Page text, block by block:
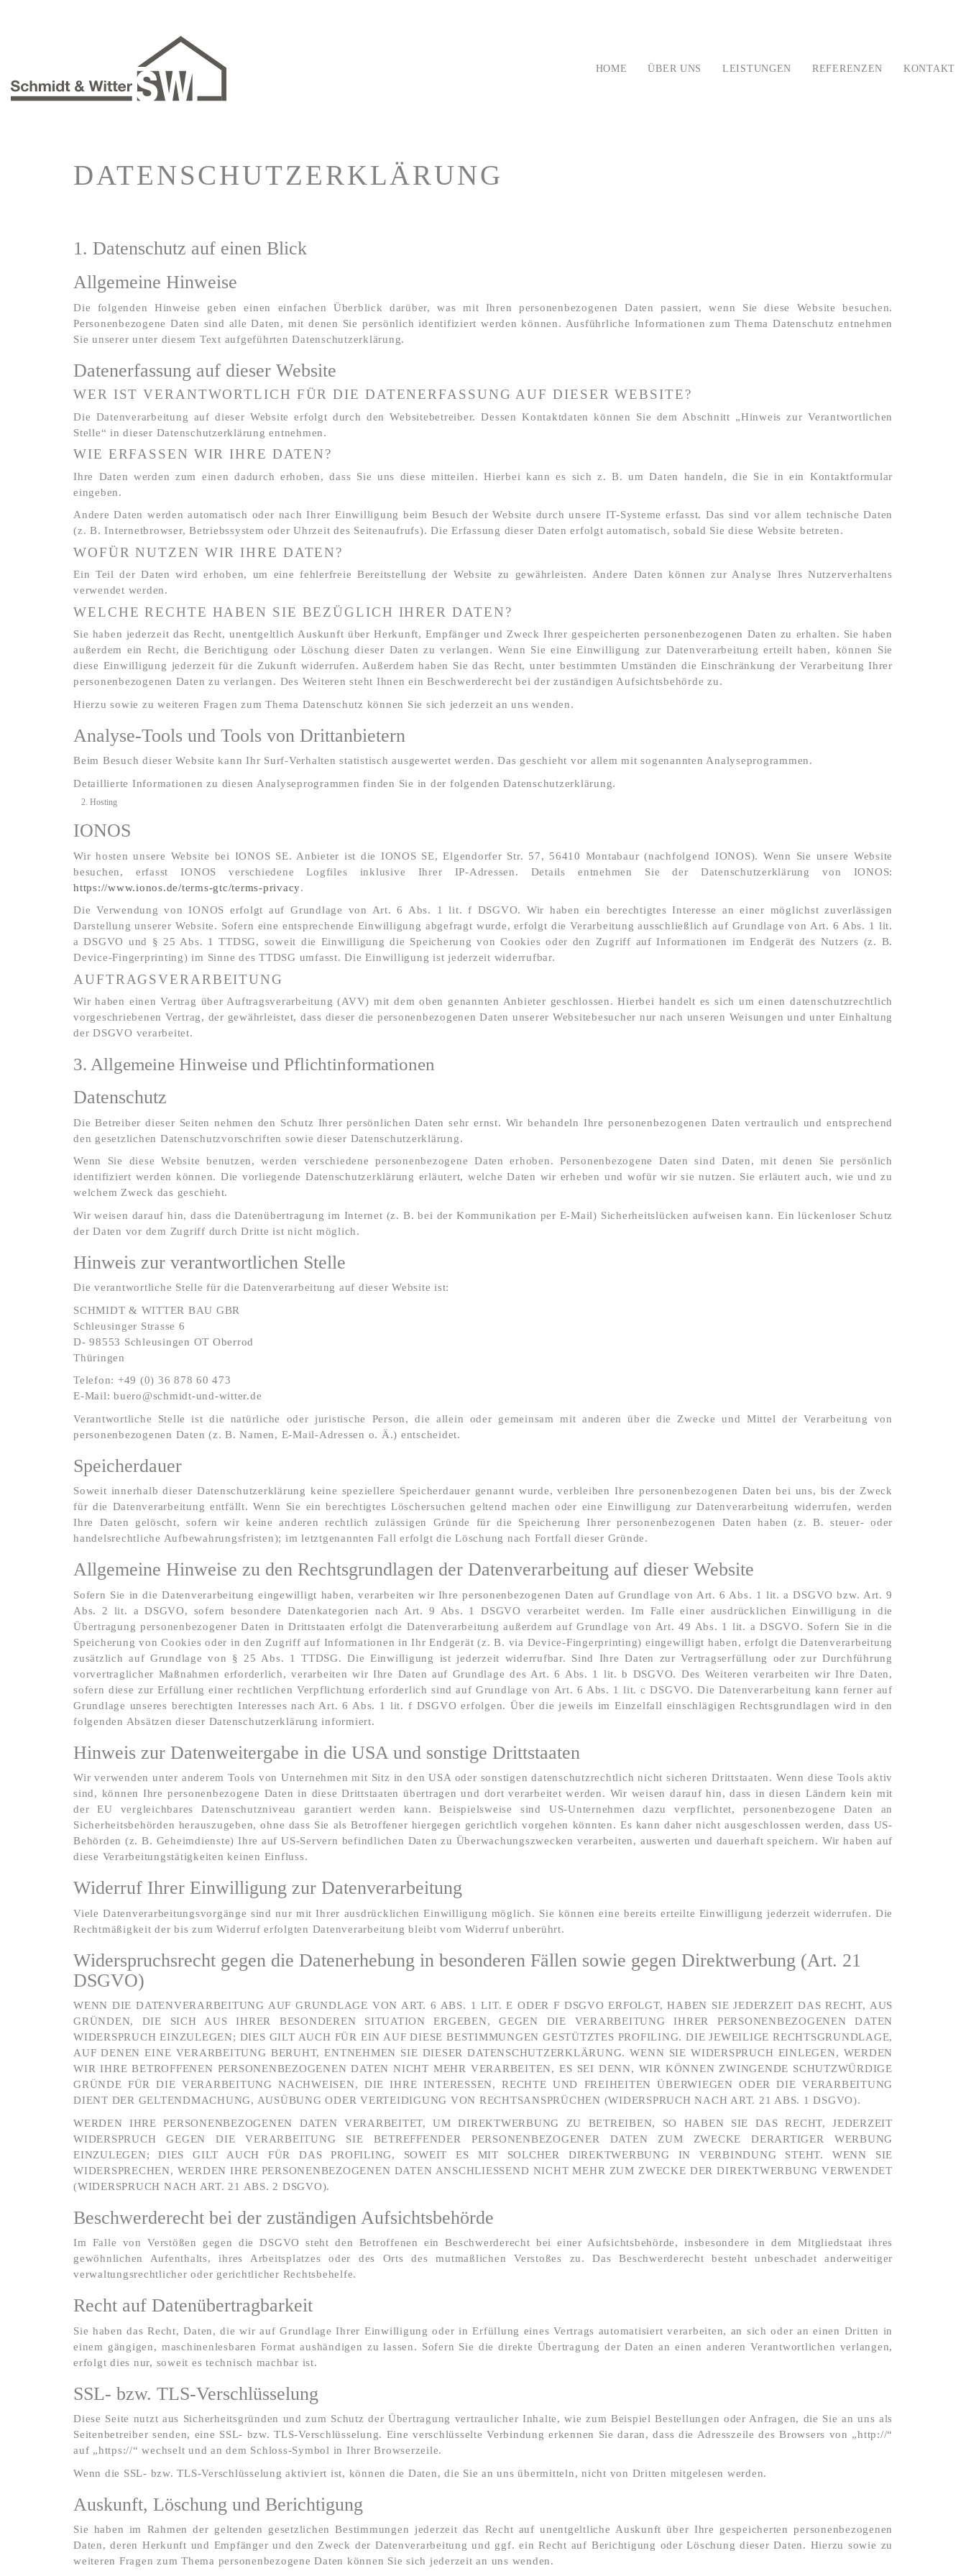
HOME ÜBER UNS LEISTUNGEN REFERENZEN KONTAKT
DATENSCHUTZERKLÄRUNG
1. Datenschutz auf einen Blick
Allgemeine Hinweise
Die folgenden Hinweise geben einen einfachen Überblick darüber, was mit Ihren personenbezogenen Daten passiert, wenn Sie diese Website besuchen.
Personenbezogene Daten sind alle Daten, mit denen Sie persönlich identifiziert werden können. Ausführliche Informationen zum Thema Datenschutz entnehmen
Sie unserer unter diesem Text aufgeführten Datenschutzerklärung.
Datenerfassung auf dieser Website
WER IST VERANTWORTLICH FÜR DIE DATENERFASSUNG AUF DIESER WEBSITE?
Die Datenverarbeitung auf dieser Website erfolgt durch den Websitebetreiber. Dessen Kontaktdaten können Sie dem Abschnitt „Hinweis zur Verantwortlichen
Stelle“ in dieser Datenschutzerklärung entnehmen.
WIE ERFASSEN WIR IHRE DATEN?
Ihre Daten werden zum einen dadurch erhoben, dass Sie uns diese mitteilen. Hierbei kann es sich z. B. um Daten handeln, die Sie in ein Kontaktformular
eingeben.
Andere Daten werden automatisch oder nach Ihrer Einwilligung beim Besuch der Website durch unsere IT-Systeme erfasst. Das sind vor allem technische Daten
(z. B. Internetbrowser, Betriebssystem oder Uhrzeit des Seitenaufrufs). Die Erfassung dieser Daten erfolgt automatisch, sobald Sie diese Website betreten.
WOFÜR NUTZEN WIR IHRE DATEN?
Ein Teil der Daten wird erhoben, um eine fehlerfreie Bereitstellung der Website zu gewährleisten. Andere Daten können zur Analyse Ihres Nutzerverhaltens
verwendet werden.
WELCHE RECHTE HABEN SIE BEZÜGLICH IHRER DATEN?
Sie haben jederzeit das Recht, unentgeltlich Auskunft über Herkunft, Empfänger und Zweck Ihrer gespeicherten personenbezogenen Daten zu erhalten. Sie haben
außerdem ein Recht, die Berichtigung oder Löschung dieser Daten zu verlangen. Wenn Sie eine Einwilligung zur Datenverarbeitung erteilt haben, können Sie
diese Einwilligung jederzeit für die Zukunft widerrufen. Außerdem haben Sie das Recht, unter bestimmten Umständen die Einschränkung der Verarbeitung Ihrer
personenbezogenen Daten zu verlangen. Des Weiteren steht Ihnen ein Beschwerderecht bei der zuständigen Aufsichtsbehörde zu.
Hierzu sowie zu weiteren Fragen zum Thema Datenschutz können Sie sich jederzeit an uns wenden.
Analyse-Tools und Tools von Dritt­anbietern
Beim Besuch dieser Website kann Ihr Surf-Verhalten statistisch ausgewertet werden. Das geschieht vor allem mit sogenannten Analyseprogrammen.
Detaillierte Informationen zu diesen Analyseprogrammen finden Sie in der folgenden Datenschutzerklärung.
2. Hosting
IONOS
Wir hosten unsere Website bei IONOS SE. Anbieter ist die IONOS SE, Elgendorfer Str. 57, 56410 Montabaur (nachfolgend IONOS). Wenn Sie unsere Website
besuchen, erfasst IONOS verschiedene Logfiles inklusive Ihrer IP-Adressen. Details entnehmen Sie der Datenschutzerklärung von IONOS:
https://www.ionos.de/terms-gtc/terms-privacy.
Die Verwendung von IONOS erfolgt auf Grundlage von Art. 6 Abs. 1 lit. f DSGVO. Wir haben ein berechtigtes Interesse an einer möglichst zuverlässigen
Darstellung unserer Website. Sofern eine entsprechende Einwilligung abgefragt wurde, erfolgt die Verarbeitung ausschließlich auf Grundlage von Art. 6 Abs. 1 lit.
a DSGVO und § 25 Abs. 1 TTDSG, soweit die Einwilligung die Speicherung von Cookies oder den Zugriff auf Informationen im Endgerät des Nutzers (z. B.
Device-Fingerprinting) im Sinne des TTDSG umfasst. Die Einwilligung ist jederzeit widerrufbar.
AUFTRAGSVERARBEITUNG
Wir haben einen Vertrag über Auftragsverarbeitung (AVV) mit dem oben genannten Anbieter geschlossen. Hierbei handelt es sich um einen datenschutzrechtlich
vorgeschriebenen Vertrag, der gewährleistet, dass dieser die personenbezogenen Daten unserer Websitebesucher nur nach unseren Weisungen und unter Einhaltung
der DSGVO verarbeitet.
3. Allgemeine Hinweise und Pflicht­informationen
Datenschutz
Die Betreiber dieser Seiten nehmen den Schutz Ihrer persönlichen Daten sehr ernst. Wir behandeln Ihre personenbezogenen Daten vertraulich und entsprechend
den gesetzlichen Datenschutzvorschriften sowie dieser Datenschutzerklärung.
Wenn Sie diese Website benutzen, werden verschiedene personenbezogene Daten erhoben. Personenbezogene Daten sind Daten, mit denen Sie persönlich
identifiziert werden können. Die vorliegende Datenschutzerklärung erläutert, welche Daten wir erheben und wofür wir sie nutzen. Sie erläutert auch, wie und zu
welchem Zweck das geschieht.
Wir weisen darauf hin, dass die Datenübertragung im Internet (z. B. bei der Kommunikation per E-Mail) Sicherheitslücken aufweisen kann. Ein lückenloser Schutz
der Daten vor dem Zugriff durch Dritte ist nicht möglich.
Hinweis zur verantwortlichen Stelle
Die verantwortliche Stelle für die Datenverarbeitung auf dieser Website ist:
SCHMIDT & WITTER BAU GBR
Schleusinger Strasse 6
D- 98553 Schleusingen OT Oberrod
Thüringen
Telefon: +49 (0) 36 878 60 473
E-Mail: buero@schmidt-und-witter.de
Verantwortliche Stelle ist die natürliche oder juristische Person, die allein oder gemeinsam mit anderen über die Zwecke und Mittel der Verarbeitung von
personenbezogenen Daten (z. B. Namen, E-Mail-Adressen o. Ä.) entscheidet.
Speicherdauer
Soweit innerhalb dieser Datenschutzerklärung keine speziellere Speicherdauer genannt wurde, verbleiben Ihre personenbezogenen Daten bei uns, bis der Zweck
für die Datenverarbeitung entfällt. Wenn Sie ein berechtigtes Löschersuchen geltend machen oder eine Einwilligung zur Datenverarbeitung widerrufen, werden
Ihre Daten gelöscht, sofern wir keine anderen rechtlich zulässigen Gründe für die Speicherung Ihrer personenbezogenen Daten haben (z. B. steuer- oder
handelsrechtliche Aufbewahrungsfristen); im letztgenannten Fall erfolgt die Löschung nach Fortfall dieser Gründe.
Allgemeine Hinweise zu den Rechtsgrundlagen der Datenverarbeitung auf dieser Website
Sofern Sie in die Datenverarbeitung eingewilligt haben, verarbeiten wir Ihre personenbezogenen Daten auf Grundlage von Art. 6 Abs. 1 lit. a DSGVO bzw. Art. 9
Abs. 2 lit. a DSGVO, sofern besondere Datenkategorien nach Art. 9 Abs. 1 DSGVO verarbeitet werden. Im Falle einer ausdrücklichen Einwilligung in die
Übertragung personenbezogener Daten in Drittstaaten erfolgt die Datenverarbeitung außerdem auf Grundlage von Art. 49 Abs. 1 lit. a DSGVO. Sofern Sie in die
Speicherung von Cookies oder in den Zugriff auf Informationen in Ihr Endgerät (z. B. via Device-Fingerprinting) eingewilligt haben, erfolgt die Datenverarbeitung
zusätzlich auf Grundlage von § 25 Abs. 1 TTDSG. Die Einwilligung ist jederzeit widerrufbar. Sind Ihre Daten zur Vertragserfüllung oder zur Durchführung
vorvertraglicher Maßnahmen erforderlich, verarbeiten wir Ihre Daten auf Grundlage des Art. 6 Abs. 1 lit. b DSGVO. Des Weiteren verarbeiten wir Ihre Daten,
sofern diese zur Erfüllung einer rechtlichen Verpflichtung erforderlich sind auf Grundlage von Art. 6 Abs. 1 lit. c DSGVO. Die Datenverarbeitung kann ferner auf
Grundlage unseres berechtigten Interesses nach Art. 6 Abs. 1 lit. f DSGVO erfolgen. Über die jeweils im Einzelfall einschlägigen Rechtsgrundlagen wird in den
folgenden Absätzen dieser Datenschutzerklärung informiert.
Hinweis zur Datenweitergabe in die USA und sonstige Drittstaaten
Wir verwenden unter anderem Tools von Unternehmen mit Sitz in den USA oder sonstigen datenschutzrechtlich nicht sicheren Drittstaaten. Wenn diese Tools aktiv
sind, können Ihre personenbezogene Daten in diese Drittstaaten übertragen und dort verarbeitet werden. Wir weisen darauf hin, dass in diesen Ländern kein mit
der EU vergleichbares Datenschutzniveau garantiert werden kann. Beispielsweise sind US-Unternehmen dazu verpflichtet, personenbezogene Daten an
Sicherheitsbehörden herauszugeben, ohne dass Sie als Betroffener hiergegen gerichtlich vorgehen könnten. Es kann daher nicht ausgeschlossen werden, dass US-
Behörden (z. B. Geheimdienste) Ihre auf US-Servern befindlichen Daten zu Überwachungszwecken verarbeiten, auswerten und dauerhaft speichern. Wir haben auf
diese Verarbeitungstätigkeiten keinen Einfluss.
Widerruf Ihrer Einwilligung zur Datenverarbeitung
Viele Datenverarbeitungsvorgänge sind nur mit Ihrer ausdrücklichen Einwilligung möglich. Sie können eine bereits erteilte Einwilligung jederzeit widerrufen. Die
Rechtmäßigkeit der bis zum Widerruf erfolgten Datenverarbeitung bleibt vom Widerruf unberührt.
Widerspruchsrecht gegen die Datenerhebung in besonderen Fällen sowie gegen Direktwerbung (Art. 21
DSGVO)
WENN DIE DATENVERARBEITUNG AUF GRUNDLAGE VON ART. 6 ABS. 1 LIT. E ODER F DSGVO ERFOLGT, HABEN SIE JEDERZEIT DAS RECHT, AUS
GRÜNDEN, DIE SICH AUS IHRER BESONDEREN SITUATION ERGEBEN, GEGEN DIE VERARBEITUNG IHRER PERSONENBEZOGENEN DATEN
WIDERSPRUCH EINZULEGEN; DIES GILT AUCH FÜR EIN AUF DIESE BESTIMMUNGEN GESTÜTZTES PROFILING. DIE JEWEILIGE RECHTSGRUNDLAGE,
AUF DENEN EINE VERARBEITUNG BERUHT, ENTNEHMEN SIE DIESER DATENSCHUTZERKLÄRUNG. WENN SIE WIDERSPRUCH EINLEGEN, WERDEN
WIR IHRE BETROFFENEN PERSONENBEZOGENEN DATEN NICHT MEHR VERARBEITEN, ES SEI DENN, WIR KÖNNEN ZWINGENDE SCHUTZWÜRDIGE
GRÜNDE FÜR DIE VERARBEITUNG NACHWEISEN, DIE IHRE INTERESSEN, RECHTE UND FREIHEITEN ÜBERWIEGEN ODER DIE VERARBEITUNG
DIENT DER GELTENDMACHUNG, AUSÜBUNG ODER VERTEIDIGUNG VON RECHTSANSPRÜCHEN (WIDERSPRUCH NACH ART. 21 ABS. 1 DSGVO).
WERDEN IHRE PERSONENBEZOGENEN DATEN VERARBEITET, UM DIREKTWERBUNG ZU BETREIBEN, SO HABEN SIE DAS RECHT, JEDERZEIT
WIDERSPRUCH GEGEN DIE VERARBEITUNG SIE BETREFFENDER PERSONENBEZOGENER DATEN ZUM ZWECKE DERARTIGER WERBUNG
EINZULEGEN; DIES GILT AUCH FÜR DAS PROFILING, SOWEIT ES MIT SOLCHER DIREKTWERBUNG IN VERBINDUNG STEHT. WENN SIE
WIDERSPRECHEN, WERDEN IHRE PERSONENBEZOGENEN DATEN ANSCHLIESSEND NICHT MEHR ZUM ZWECKE DER DIREKTWERBUNG VERWENDET
(WIDERSPRUCH NACH ART. 21 ABS. 2 DSGVO).
Beschwerde­recht bei der zuständigen Aufsichts­behörde
Im Falle von Verstößen gegen die DSGVO steht den Betroffenen ein Beschwerderecht bei einer Aufsichtsbehörde, insbesondere in dem Mitgliedstaat ihres
gewöhnlichen Aufenthalts, ihres Arbeitsplatzes oder des Orts des mutmaßlichen Verstoßes zu. Das Beschwerderecht besteht unbeschadet anderweitiger
verwaltungsrechtlicher oder gerichtlicher Rechtsbehelfe.
Recht auf Daten­übertrag­barkeit
Sie haben das Recht, Daten, die wir auf Grundlage Ihrer Einwilligung oder in Erfüllung eines Vertrags automatisiert verarbeiten, an sich oder an einen Dritten in
einem gängigen, maschinenlesbaren Format aushändigen zu lassen. Sofern Sie die direkte Übertragung der Daten an einen anderen Verantwortlichen verlangen,
erfolgt dies nur, soweit es technisch machbar ist.
SSL- bzw. TLS-Verschlüsselung
Diese Seite nutzt aus Sicherheitsgründen und zum Schutz der Übertragung vertraulicher Inhalte, wie zum Beispiel Bestellungen oder Anfragen, die Sie an uns als
Seitenbetreiber senden, eine SSL- bzw. TLS-Verschlüsselung. Eine verschlüsselte Verbindung erkennen Sie daran, dass die Adresszeile des Browsers von „http://“
auf „https://“ wechselt und an dem Schloss-Symbol in Ihrer Browserzeile.
Wenn die SSL- bzw. TLS-Verschlüsselung aktiviert ist, können die Daten, die Sie an uns übermitteln, nicht von Dritten mitgelesen werden.
Auskunft, Löschung und Berichtigung
Sie haben im Rahmen der geltenden gesetzlichen Bestimmungen jederzeit das Recht auf unentgeltliche Auskunft über Ihre gespeicherten personenbezogenen
Daten, deren Herkunft und Empfänger und den Zweck der Datenverarbeitung und ggf. ein Recht auf Berichtigung oder Löschung dieser Daten. Hierzu sowie zu
weiteren Fragen zum Thema personenbezogene Daten können Sie sich jederzeit an uns wenden.